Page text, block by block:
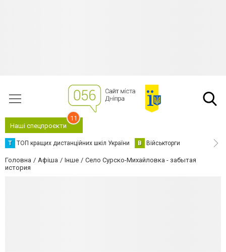
Наші спецпроєкти
11
Т ТОП кращих дистанційних шкіл України В Військторги
Головна Афіша Інше
Село Сурско-Михайловка - забытая
история